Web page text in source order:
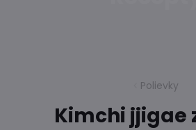
Polievky
Kimchi jjigae